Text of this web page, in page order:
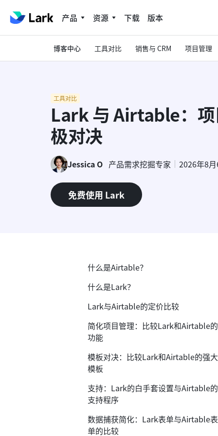
产品 资源 下载 版本
博客中心 工具对比 销售与 CRM 项目管理
工具对比
Lark 与 Airtable：
极对决
Jessica O 产品需求挖掘专家 2026年8
免费使用 Lark
什么是Airtable？
什么是Lark？
Lark与Airtable的定价比较
简化项目管理：比较Lark和Airtable的
功能
模板对决：比较Lark和Airtable的强大
模板
支持：Lark的白手套设置与Airtable的
支持程序
数据捕获简化：Lark表单与Airtable表
单的比较